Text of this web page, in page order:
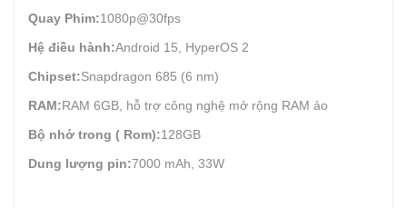
Quay Phim:1080p@30fps
Hệ điều hành:Android 15, HyperOS 2
Chipset:Snapdragon 685 (6 nm)
RAM:RAM 6GB, hỗ trợ công nghệ mở rộng RAM ảo
Bộ nhớ trong ( Rom):128GB
Dung lượng pin:7000 mAh, 33W